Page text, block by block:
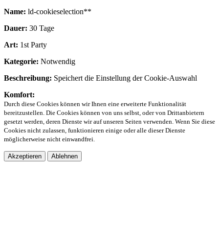
Name: ld-cookieselection**
Dauer: 30 Tage
Art: 1st Party
Kategorie: Notwendig
Beschreibung: Speichert die Einstellung der Cookie-Auswahl
Komfort:
Durch diese Cookies können wir Ihnen eine erweiterte Funktionalität
bereitzustellen. Die Cookies können von uns selbst, oder von Drittanbietern
gesetzt werden, deren Dienste wir auf unseren Seiten verwenden. Wenn Sie diese
Cookies nicht zulassen, funktionieren einige oder alle dieser Dienste
möglicherweise nicht einwandfrei.
Akzeptieren Ablehnen